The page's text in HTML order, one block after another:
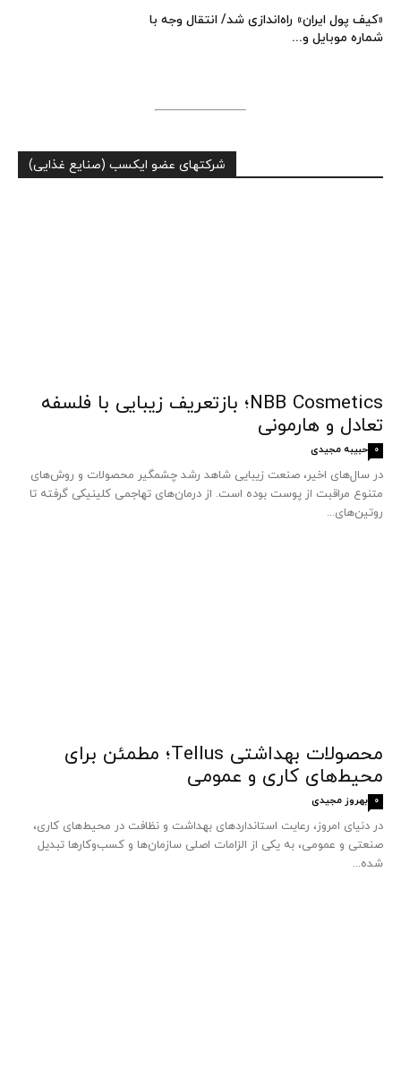
«کیف پول ایران» راه‌اندازی شد/ انتقال وجه با
شماره موبایل و...
شرکتهای عضو ایکسب (صنایع غذایی)
NBB Cosmetics؛ بازتعریف زیبایی با فلسفه
تعادل و هارمونی
حبیبه مجیدی 0
در سال‌های اخیر، صنعت زیبایی شاهد رشد چشمگیر محصولات و روش‌های
متنوع مراقبت از پوست بوده است. از درمان‌های تهاجمی کلینیکی گرفته تا
روتین‌های...
محصولات بهداشتی Tellus؛ مطمئن برای
محیط‌های کاری و عمومی
بهروز مجیدی 0
در دنیای امروز، رعایت استانداردهای بهداشت و نظافت در محیط‌های کاری،
صنعتی و عمومی، به یکی از الزامات اصلی سازمان‌ها و کسب‌وکارها تبدیل
شده...